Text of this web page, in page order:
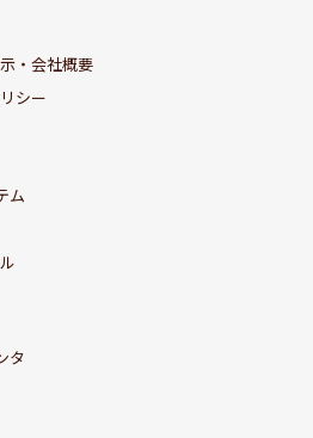
・会社概要
シー
ム
タ